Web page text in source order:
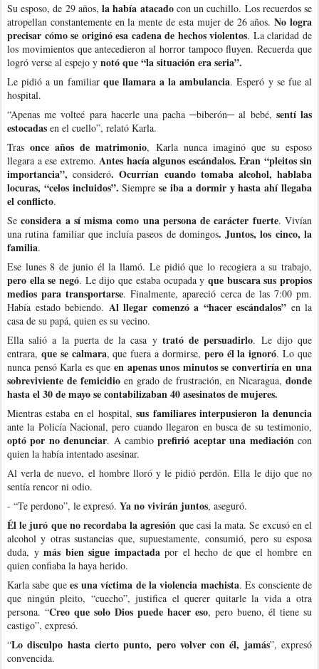
Su esposo, de 29 años,la había atacadocon un cuchillo. Los recuerdos se
atropellan constantemente en la mente de esta mujer de 26 años.No logra
precisar cómo se originó esa cadena de hechos violentos. La claridad de
los movimientos que antecedieron al horror tampoco fluyen. Recuerda que
logró verse al espejo y notó que “la situación era seria”.
Le pidió a un familiar que llamara a la ambulancia. Esperó y se fue al
hospital.
“Apenas me volteé para hacerle una pacha ─biberón─ al bebé, sentí las
estocadas en el cuello”, relató Karla.
Trasonce años de matrimonio, Karla nunca imaginó que su esposo
llegara a ese extremo. Antes hacía algunos escándalos. Eran “pleitos sin
importancia”,consideró. Ocurrían cuando tomaba alcohol, hablaba
locuras, “celos incluidos”. Siemprese iba a dormir y hasta ahí llegaba
el conflicto.
Seconsidera a sí misma como una persona de carácter fuerte. Vivían
una rutina familiar que incluía paseos de domingos. Juntos, los cinco, la
familia.
Ese lunes 8 de junio él la llamó. Le pidió que lo recogiera a su trabajo,
pero ella se negó. Le dijo que estaba ocupada y que buscara sus propios
medios para transportarse. Finalmente, apareció cerca de las 7:00 pm.
Había estado bebiendo. Al llegar comenzó a “hacer escándalos” en la
casa de su papá, quien es su vecino.
Ella salió a la puerta de la casa y trató de persuadirlo. Le dijo que
entrara, que se calmara, que fuera a dormirse, pero él la ignoró. Lo que
nunca pensó Karla es que en apenas unos minutos se convertiría en una
sobreviviente de femicidio en grado de frustración, en Nicaragua, donde
hasta el 30 de mayo se contabilizaban 40 asesinatos de mujeres.
Mientras estaba en el hospital,sus familiares interpusieron la denuncia
ante la Policía Nacional, pero cuando llegaron en busca de su testimonio,
optó por no denunciar. A cambioprefirió aceptar una mediacióncon
quien la había intentado asesinar.
Al verla de nuevo, el hombre lloró y le pidió perdón. Ella le dijo que no
sentía rencor ni odio.
- “Te perdono”, le expresó. Ya no vivirán juntos, aseguró.
Él le juró que no recordaba la agresión que casi la mata. Se excusó en el
alcohol y otras sustancias que, supuestamente, consumió, pero su esposa
duda, ymás bien sigue impactadapor el hecho de que el hombre en
quien confiaba la haya herido.
Karla sabe quees una víctima de la violencia machista. Es consciente de
que ningún pleito, “cuecho”, justifica el querer quitarle la vida a otra
persona. “Creo que solo Dios puede hacer eso, pero bueno, él tiene su
castigo”, expresó.
“Lo disculpo hasta cierto punto, pero volver con él, jamás”, expresó
convencida.